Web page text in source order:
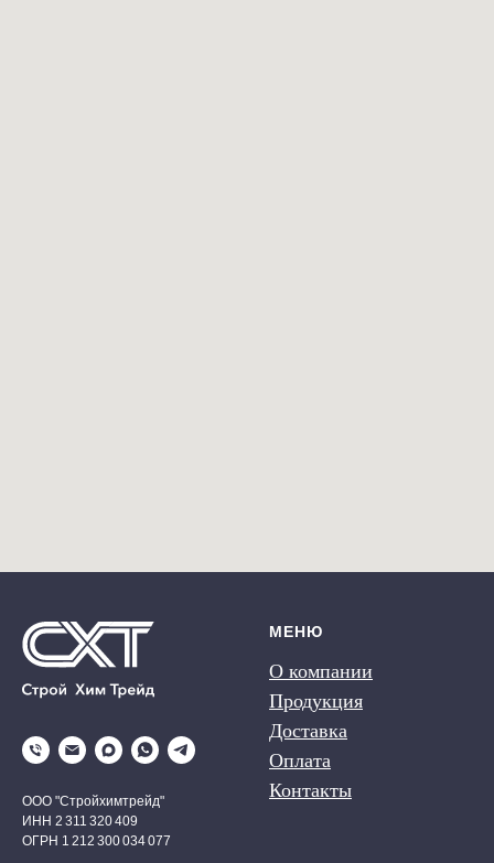
ООО "Стройхимтрейд"
ИНН 2 311 320 409
ОГРН 1 212 300 034 077
МЕНЮ
О компании
Продукция
Доставка
Оплата
Контакты